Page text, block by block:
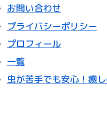
お問い合わせ
プライバシーポリシー
プロフィール
一覧
虫が苦手でも安心！癒